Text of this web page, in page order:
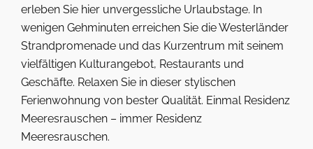
erleben Sie hier unvergessliche Urlaubstage. In
wenigen Gehminuten erreichen Sie die Westerländer
Strandpromenade und das Kurzentrum mit seinem
vielfältigen Kulturangebot, Restaurants und
Geschäfte. Relaxen Sie in dieser stylischen
Ferienwohnung von bester Qualität. Einmal Residenz
Meeresrauschen – immer Residenz
Meeresrauschen.